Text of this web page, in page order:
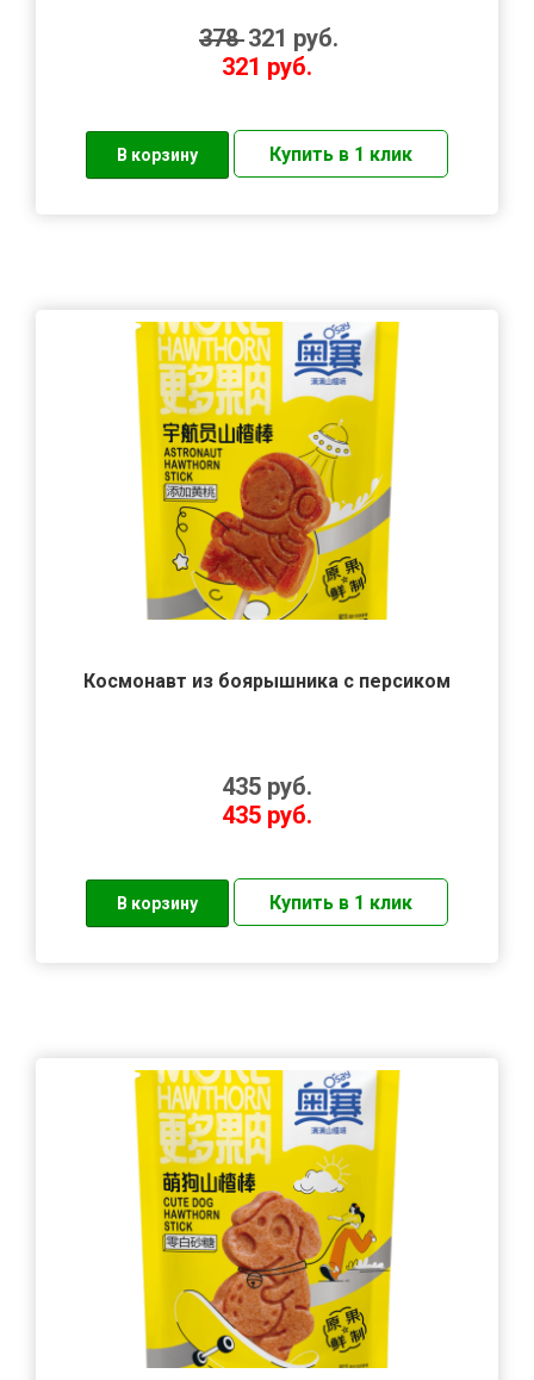
378321 руб.
321 руб.
Космонавт из боярышника с персиком
435 руб.
435 руб.